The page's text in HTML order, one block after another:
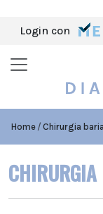
Login con
Home Chirurgia